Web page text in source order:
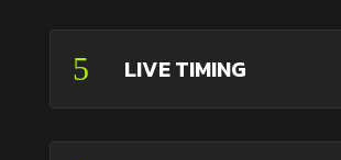
5 LIVE TIMING